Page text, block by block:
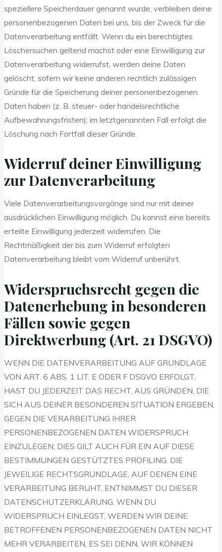
speziellere Speicherdauer genannt wurde, verbleiben deine
personenbezogenen Daten bei uns, bis der Zweck für die
Datenverarbeitung entfällt. Wenn du ein berechtigtes
Löschersuchen geltend machst oder eine Einwilligung zur
Datenverarbeitung widerrufst, werden deine Daten
gelöscht, sofern wir keine anderen rechtlich zulässigen
Gründe für die Speicherung deiner personenbezogenen
Daten haben (z. B. steuer- oder handelsrechtliche
Aufbewahrungsfristen); im letztgenannten Fall erfolgt die
Löschung nach Fortfall dieser Gründe.
Widerruf deiner Einwilligung
zur Datenverarbeitung
Viele Datenverarbeitungsvorgänge sind nur mit deiner
ausdrücklichen Einwilligung möglich. Du kannst eine bereits
erteilte Einwilligung jederzeit widerrufen. Die
Rechtmäßigkeit der bis zum Widerruf erfolgten
Datenverarbeitung bleibt vom Widerruf unberührt.
Widerspruchsrecht gegen die
Datenerhebung in besonderen
Fällen sowie gegen
Direktwerbung (Art. 21 DSGVO)
WENN DIE DATENVERARBEITUNG AUF GRUNDLAGE
VON ART. 6 ABS. 1 LIT. E ODER F DSGVO ERFOLGT,
HAST DU JEDERZEIT DAS RECHT, AUS GRÜNDEN, DIE
SICH AUS DEINER BESONDEREN SITUATION ERGEBEN,
GEGEN DIE VERARBEITUNG IHRER
PERSONENBEZOGENEN DATEN WIDERSPRUCH
EINZULEGEN; DIES GILT AUCH FÜR EIN AUF DIESE
BESTIMMUNGEN GESTÜTZTES PROFILING. DIE
JEWEILIGE RECHTSGRUNDLAGE, AUF DENEN EINE
VERARBEITUNG BERUHT, ENTNIMMST DU DIESER
DATENSCHUTZERKLÄRUNG. WENN DU
WIDERSPRUCH EINLEGST, WERDEN WIR DEINE
BETROFFENEN PERSONENBEZOGENEN DATEN NICHT
MEHR VERARBEITEN, ES SEI DENN, WIR KÖNNEN